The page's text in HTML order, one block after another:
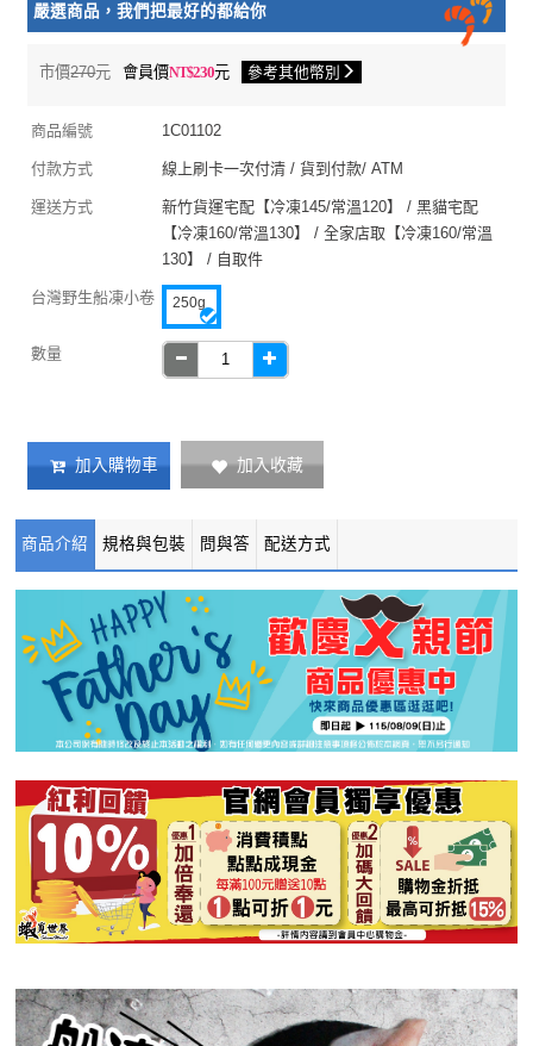
嚴選商品，我們把最好的都給你
市價270元 會員價 230元 參考其他幣別
商品編號 1C01102
付款方式 線上刷卡一次付清 / 貨到付款/ ATM
運送方式
新竹貨運宅配【冷凍145/常溫120】 / 黑貓宅配
【冷凍160/常溫130】 / 全家店取【冷凍160/常溫
130】 / 自取件
台灣野生船凍小卷 250g
數量
加入購物車 加入收藏
商品介紹 規格與包裝 問與答 配送方式